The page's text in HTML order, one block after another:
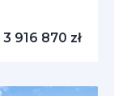
3 916 870 zł